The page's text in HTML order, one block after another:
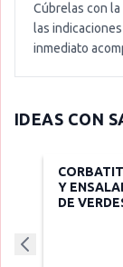
Cúbrelas con la
las
inmediato
IDEAS CON
Y
DE